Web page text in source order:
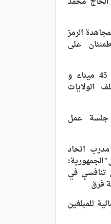
الرمز
على
حملة وطنية لتنظيف 45 ميناء و
الولايات
عمل
اتحاد
تنافسي في
فرق
للمبلغين